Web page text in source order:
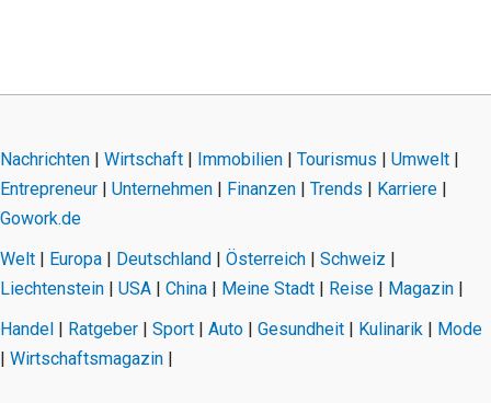
Nachrichten | Wirtschaft | Immobilien | Tourismus | Umwelt |
Entrepreneur | Unternehmen | Finanzen | Trends | Karriere |
Gowork.de
Welt | Europa | Deutschland | Österreich | Schweiz |
Liechtenstein | USA | China | Meine Stadt | Reise | Magazin |
Handel | Ratgeber | Sport | Auto | Gesundheit | Kulinarik | Mode
| Wirtschaftsmagazin |